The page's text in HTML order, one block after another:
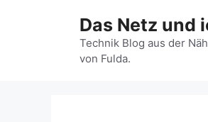
Das Netz und
Technik Blog aus der
von Fulda.